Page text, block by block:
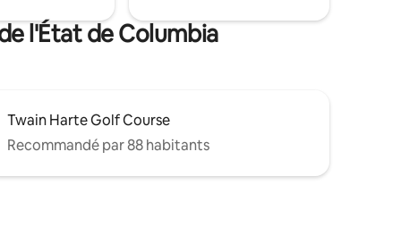
l'État de Columbia
Twain Harte Golf Course
Recommandé par 88 habitants